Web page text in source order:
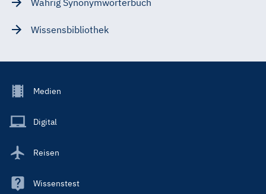
Wissensbibliothek
Footer
Main
Medien
Digital
Reisen
Wissenstest